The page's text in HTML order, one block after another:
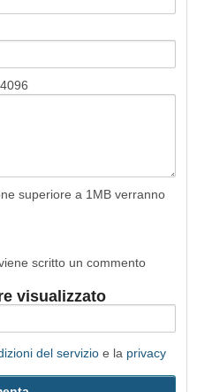
4096
superiore a 1MB verranno
scritto un commento
visualizzato
del servizio e la privacy